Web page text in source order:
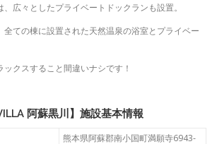
広々としたプライベートドックランも設置。
全ての棟に設置された天然温泉の浴室とプライベー
クスすること間違いナシです！
阿蘇黒川】施設基本情報
熊本県阿蘇郡南小国町満願寺6943-